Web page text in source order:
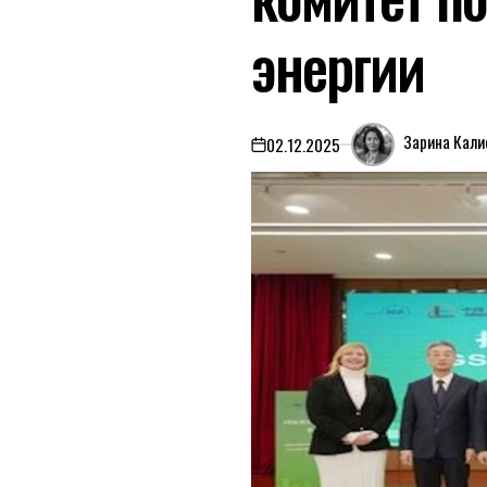
энергии
on02.12.2025 Зарина